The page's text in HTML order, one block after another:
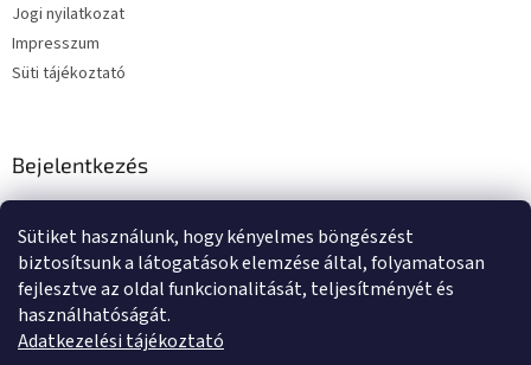
Sütiket használunk, hogy kényelmes böngészést
biztosítsunk a látogatások elemzése által, folyamatosan
fejlesztve az oldal funkcionalitását, teljesítményét és
használhatóságát.
Adatkezelési tájékoztató
Jogi nyilatkozat
Impresszum
Süti tájékoztató
Bejelentkezés
E-mail
Jelszó
BEJELENTKEZÉS
Új regisztrációElfelejtett jelszó